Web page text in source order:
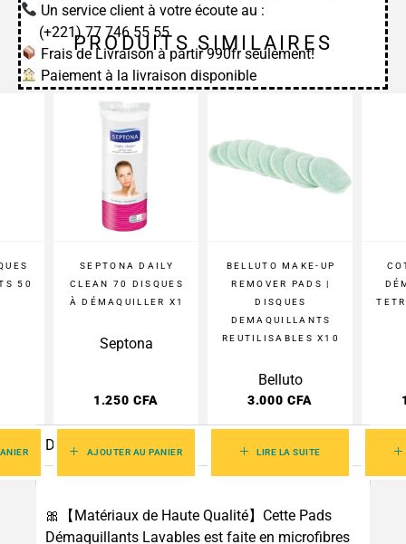
Un service client à votre écoute au :
(+221) 77 746 55 55
Frais de Livraison à partir 990fr seulement!
Paiement à la livraison disponible
PRODUITS SIMILAIRES
50
AJOUTER AU PANIER
SEPTONA DAILY
CLEAN 70 DISQUES
À DÉMAQUILLER X1
Septona
1.250 CFA
LIRE LA SUITE
BELLUTO MAKE-UP
REMOVER PADS |
DISQUES
DEMAQUILLANTS
REUTILISABLES X10
Belluto
3.000 CFA
Description
🎀【Matériaux de Haute Qualité】Cette Pads
Démaquillants Lavables est faite en microfibres